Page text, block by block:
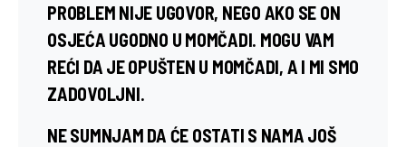
PROBLEM NIJE UGOVOR, NEGO AKO SE ON
OSJEĆA UGODNO U MOMČADI. MOGU VAM
REĆI DA JE OPUŠTEN U MOMČADI, A I MI SMO
ZADOVOLJNI.
NE SUMNJAM DA ĆE OSTATI S NAMA JOŠ